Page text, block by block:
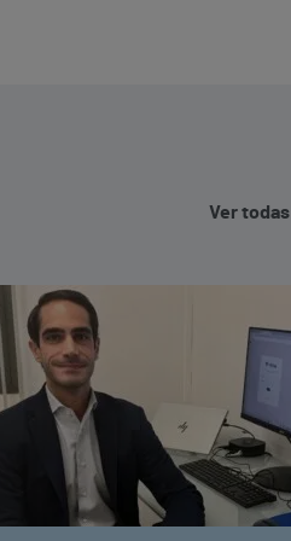
Ver todas